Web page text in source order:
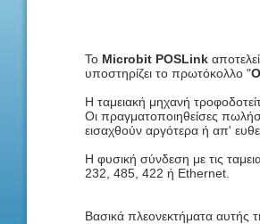
Το Microbit POSLink
υποστηρίζει το πρωτόκολλο "
Η ταμειακή μηχανή
Οι πραγματοποιηθείσες
εισαχθούν αργότερα ή απ'
Η φυσική σύνδεση με τις
232, 485, 422 ή Ethernet.
Βασικά πλεονεκτήματα αυτής